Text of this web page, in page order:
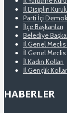
İl Disiplin
Parti İçi
İlçe Başkanları
Belediye
İl Genel Meclis
İl Genel
İl Kadın Kolları
İl Gençlik
HABERLER